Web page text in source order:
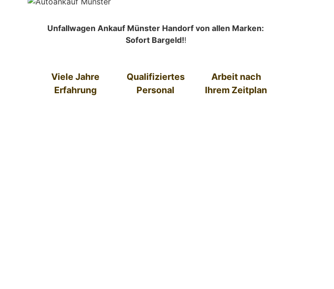
Unfallwagen Ankauf Münster Handorf von allen Marken:
Sofort Bargeld!!
Viele Jahre
Erfahrung
Qualifiziertes
Personal
Arbeit nach
Ihrem Zeitplan